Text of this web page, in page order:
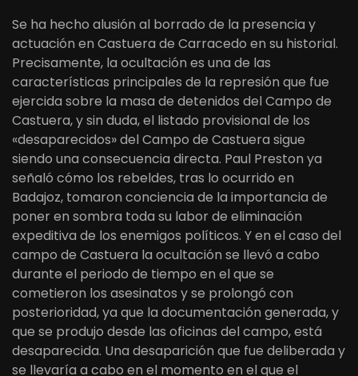
Se ha hecho alusión al borrado de la presencia y
actuación en Castuera de Carracedo en su historial.
Precisamente, la ocultación es una de las
características principales de la represión que fue
ejercida sobre la masa de detenidos del Campo de
Castuera, y sin duda, el listado provisional de los
«desaparecidos» del Campo de Castuera sigue
siendo una consecuencia directa. Paul Preston ya
señaló cómo los rebeldes, tras lo ocurrido en
Badajoz, tomaron conciencia de la importancia de
poner en sombra toda su labor de eliminación
expeditiva de los enemigos políticos. Y en el caso del
campo de Castuera la ocultación se llevó a cabo
durante el periodo de tiempo en el que se
cometieron los asesinatos y se prolongó con
posterioridad, ya que la documentación generada, y
que se produjo desde las oficinas del campo, está
desaparecida. Una desaparición que fue deliberada y
se llevaría a cabo en el momento en el que el